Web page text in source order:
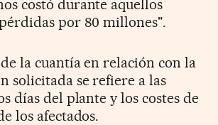
costó durante aquellos
por 80 millones".
la cuantía en relación con la
solicitada se refiere a las
días del plante y los costes de
los afectados.